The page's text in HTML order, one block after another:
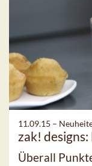
11.09.15 –
zak!
Überall